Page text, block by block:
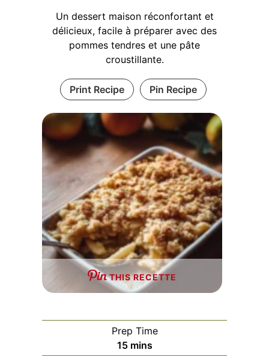
THIS RECETTE
Un dessert maison réconfortant et
délicieux, facile à préparer avec des
pommes tendres et une pâte
croustillante.
Print Recipe Pin Recipe
Prep Time
15minutes
mins